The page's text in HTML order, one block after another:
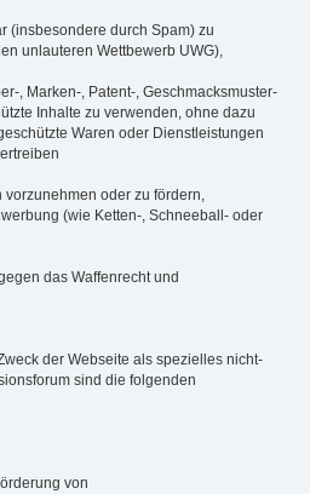
(insbesondere durch Spam) zu
unlauteren Wettbewerb UWG),
, Marken-, Patent-, Geschmacksmuster-
Inhalte zu verwenden, ohne dazu
Waren oder Dienstleistungen
oder zu fördern,
(wie Ketten-, Schneeball- oder
das Waffenrecht und
der Webseite als spezielles nicht-
sind die folgenden
von